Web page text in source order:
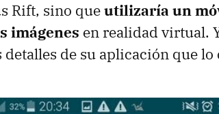
Rift, sino queutilizaría un
imágenes en realidad virtual.
de su aplicación que lo